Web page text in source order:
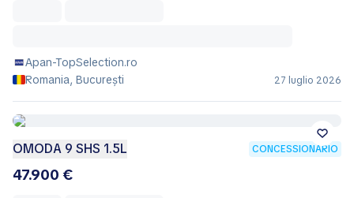
Apan-TopSelection.ro
Romania, București
27 luglio 2026
OMODA 9 SHS 1.5L CONCESSIONARIO
47.900 €